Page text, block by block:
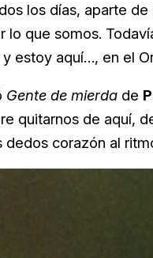
los días, aparte de
lo que somos.
estoy aquí…, en el
Gente de mierda de
quitarnos de aquí,
corazón al